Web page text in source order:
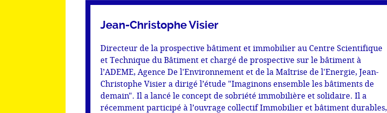
Jean-Christophe Visier
Directeur de la prospective bâtiment et immobilier au Centre Scientifique
et Technique du Bâtiment et chargé de prospective sur le bâtiment à
l’ADEME, Agence De l'Environnement et de la Maîtrise de l'Energie, Jean-
Christophe Visier a dirigé l’étude "Imaginons ensemble les bâtiments de
demain". Il a lancé le concept de sobriété immobilière et solidaire. Il a
récemment participé à l’ouvrage collectif Immobilier et bâtiment durables,